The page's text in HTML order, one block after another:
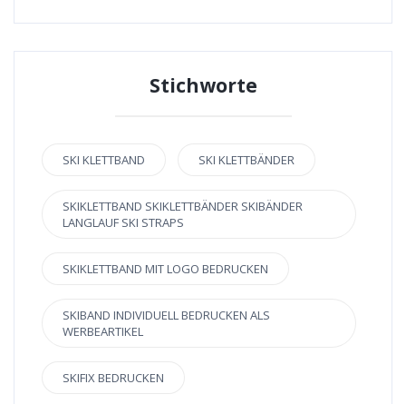
Stichworte
SKI KLETTBAND SKI KLETTBÄNDER
SKIKLETTBAND SKIKLETTBÄNDER SKIBÄNDER
LANGLAUF SKI STRAPS
SKIKLETTBAND MIT LOGO BEDRUCKEN
SKIBAND INDIVIDUELL BEDRUCKEN ALS
WERBEARTIKEL
SKIFIX BEDRUCKEN